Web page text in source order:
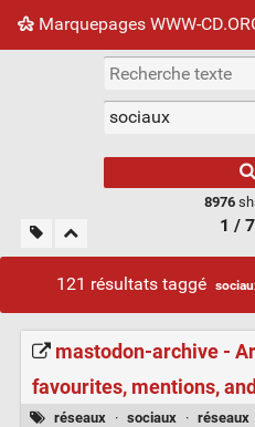
Marquepages WWW-
Nuage de tags Mur
8976
1 / 7
121 résultats taggé
mastodon-archive -
favourites, mentions,
réseaux · sociaux · réseaux